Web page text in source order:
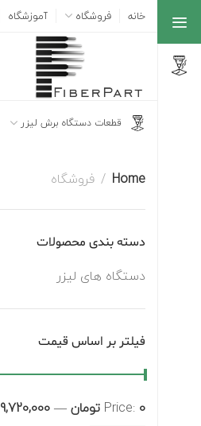
خانه فروشگاه آموزشگاه
قطعات دستگاه برش لیزر
Home فروشگاه
دسته بندی محصولات
دستگاه های لیزر
فیلتر بر اساس قیمت
Price: 0 تومان —9,720,000 تومان